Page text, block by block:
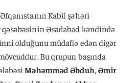
Kabil şəhəri
qəsəbəsinin Əsədabad kəndində
olduğunu müdafiə edən digər
Bu qrupun başında
Məhəmməd Əbduh,Əmir